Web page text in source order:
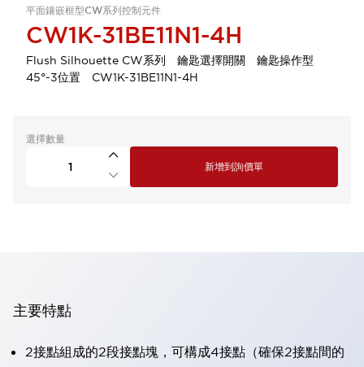
平面鑲嵌框型CW系列控制元件
CW1K-31BE11N1-4H
Flush Silhouette CW系列 鑰匙選擇開關 鑰匙操作型
45°-3位置 CW1K-31BE11N1-4H
選擇數量
新增到詢價單
主要特點
2接點組成的2段接點塊，可構成4接點（確保2接點間的